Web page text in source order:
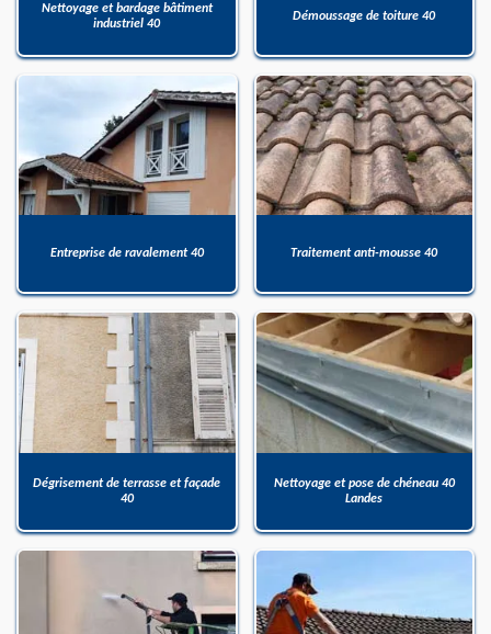
Nettoyage et bardage bâtiment
industriel 40
Démoussage de toiture 40
Entreprise de ravalement 40 Traitement anti-mousse 40
Dégrisement de terrasse et façade
40
Nettoyage et pose de chéneau 40
Landes